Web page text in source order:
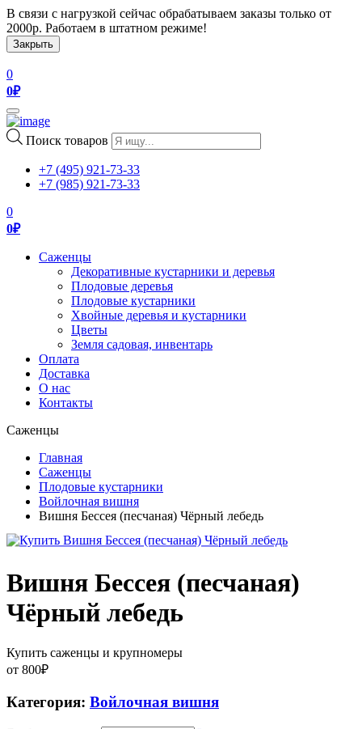
В связи с нагрузкой сейчас обрабатываем заказы только от
2000р. Работаем в штатном режиме!
Закрыть
0
0₽
Toggle
navigation
Поиск товаров
+7 (495) 921-73-33
+7 (985) 921-73-33
0
0₽
Саженцы
Декоративные кустарники и деревья
Плодовые деревья
Плодовые кустарники
Хвойные деревья и кустарники
Цветы
Земля садовая, инвентарь
Оплата
Доставка
О нас
Контакты
Саженцы
Главная
Саженцы
Плодовые кустарники
Войлочная вишня
Вишня Бессея (песчаная) Чёрный лебедь
Вишня Бессея (песчаная)
Чёрный лебедь
Купить саженцы и крупномеры
от 800₽
Категория: Войлочная вишня